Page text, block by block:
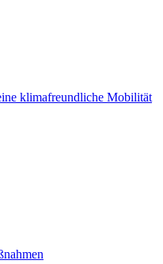
klimafreundliche Mobilität